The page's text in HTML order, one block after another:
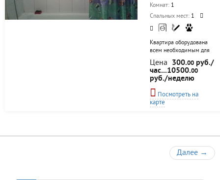
Комнат: 1
Спальных мест: 1
Квартира оборудована
всем необходимым для
комфортного
проживания. Есть вся
мебель, бытовая
техника, посуда.
Проведен WI-FI. рядом
клиника им.Мешалкина,
Медсанчасть 168, Центр
Центральный пляж
Академгородка, Пляж
Звезда, НГУ, НВВКУ
(Военный институт),
Цена 300.00 руб./
час...10500.00
руб./неделю
Посмотреть на
карте
Далее →